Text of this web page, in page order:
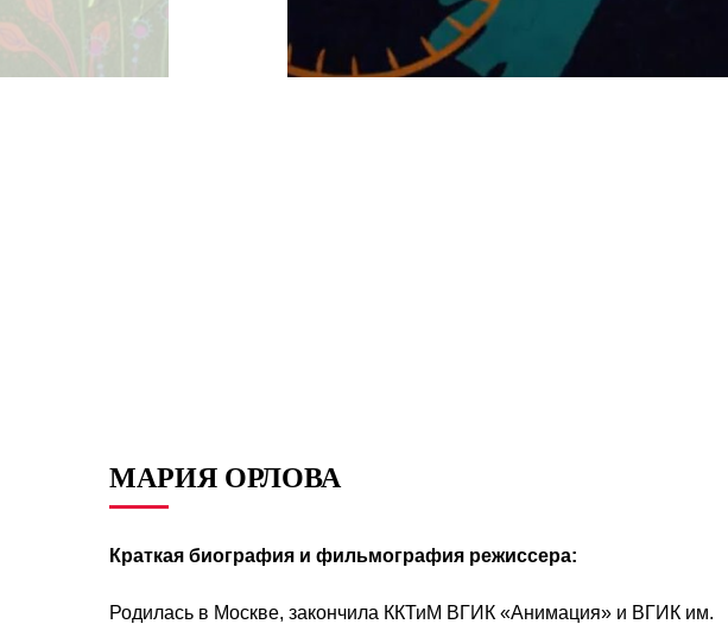
МАРИЯ ОРЛОВА
Краткая биография и фильмография режиссера:
Родилась в Москве, закончила ККТиМ ВГИК «Анимация» и ВГИК им.